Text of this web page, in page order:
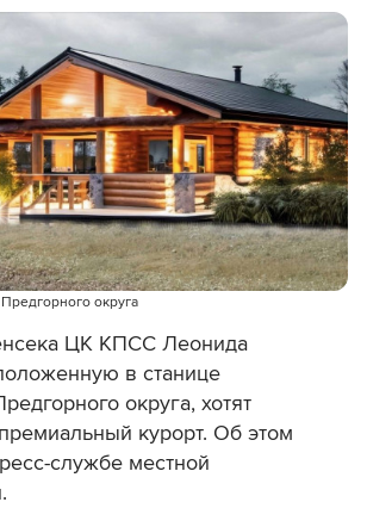
округа
ЦК КПСС Леонида
в станице
округа, хотят
курорт. Об этом
службе местной